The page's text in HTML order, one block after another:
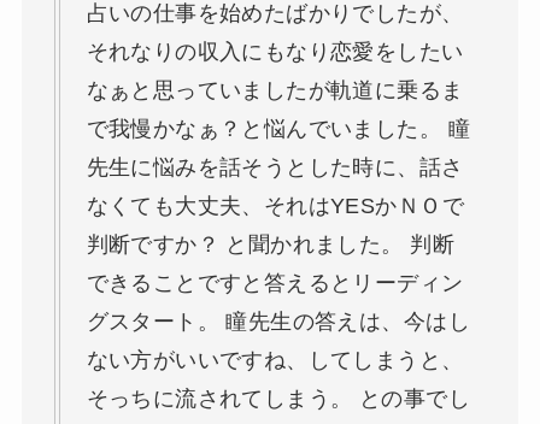
占いの仕事を始めたばかりでしたが、
それなりの収入にもなり恋愛をしたい
なぁと思っていましたが軌道に乗るま
で我慢かなぁ？と悩んでいました。 瞳
先生に悩みを話そうとした時に、話さ
なくても大丈夫、それはYESかＮＯで
判断ですか？ と聞かれました。 判断
できることですと答えるとリーディン
グスタート。 瞳先生の答えは、今はし
ない方がいいですね、してしまうと、
そっちに流されてしまう。 との事でし